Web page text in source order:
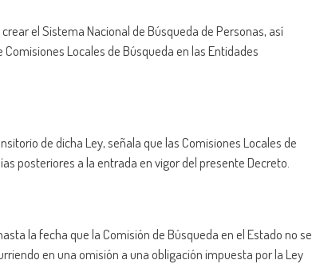
el Sistema Nacional de Búsqueda de Personas, así
Locales de Búsqueda en las Entidades
de dicha Ley, señala que las Comisiones Locales de
posteriores a la entrada en vigor del presente Decreto.
la fecha que la Comisión de Búsqueda en el Estado no se
en una omisión a una obligación impuesta por la Ley